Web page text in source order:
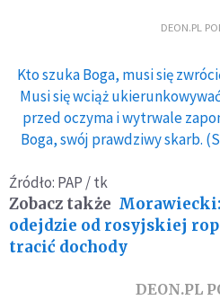
DEON.PL
Kto szuka Boga, musi się
Musi się wciąż
przed oczyma i wytrwale
Boga, swój prawdziwy skarb.
Źródło: PAP / tk
Zobacz także Morawiecki:
odejdzie od rosyjskiej
tracić dochody
DEON.PL